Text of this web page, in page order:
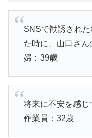
SNSで勧誘され
た時に、山口さ
婦：39歳
将来に不安を感
作業員：32歳